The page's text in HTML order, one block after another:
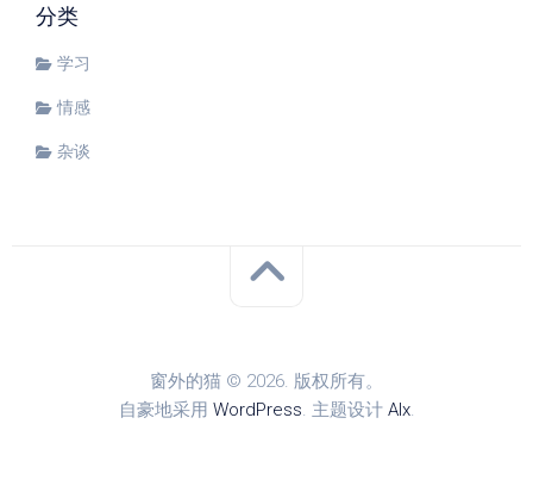
分类
学习
情感
杂谈
窗外的猫 © 2026. 版权所有。
自豪地采用 WordPress. 主题设计 Alx.